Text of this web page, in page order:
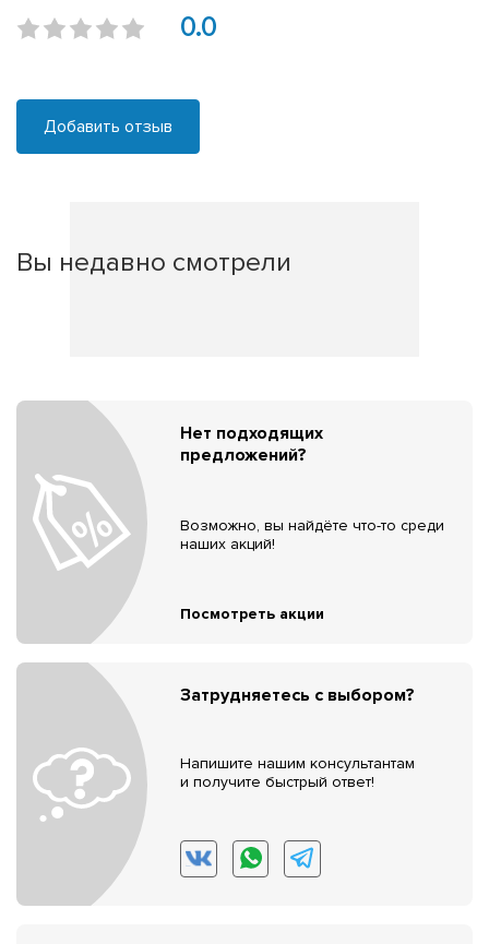
0.0
Добавить отзыв
Вы недавно смотрели
Нет подходящих
предложений?
Возможно, вы найдёте что-то среди
наших акций!
Посмотреть акции
Затрудняетесь с выбором?
Напишите нашим консультантам
и получите быстрый ответ!